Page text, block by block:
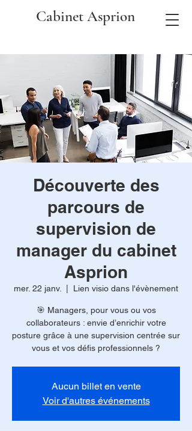
Cabinet Asprion
Découverte des
parcours de
supervision de
manager du cabinet
Asprion
mer. 22 janv. Lien visio dans l'évènement
🎯 Managers, pour vous ou vos
collaborateurs : envie d’enrichir votre
posture grâce à une supervision centrée sur
vous et vos défis professionnels ?
Aucun billet en vente
Voir d'autres événements